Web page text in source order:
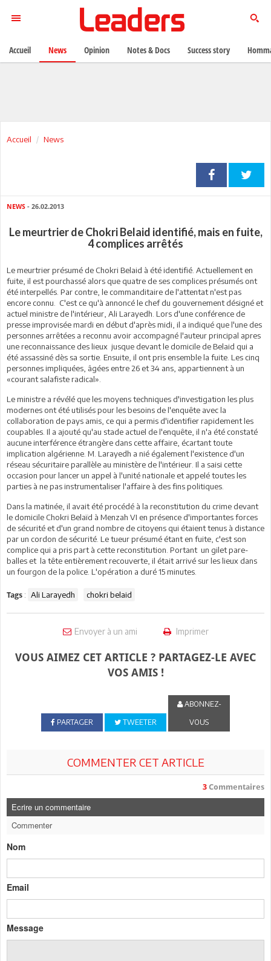
Accueil News
NEWS - 26.02.2013
Le meurtrier de Chokri Belaid identifié, mais en fuite,
4 complices arrêtés
Le meurtrier présumé de Chokri Belaid à été identifié. Actuellement en
fuite, il est pourchassé alors que quatre de ses complices présumés ont
été interpellés. Par contre, le commanditaire de l'attentat n'est pas
encore connu. C'est ce qu'à annoncé le chef du gouvernement désigné et
actuel ministre de l'intérieur, Ali Larayedh. Lors d'une conférence de
presse improvisée mardi en début d'après midi, il a indiqué que l'une des
personnes arrêtées a reconnu avoir accompagné l'auteur principal apres
une reconnaissance des lieux jusque devant le domicile de Belaid qui a
été assassiné dès sa sortie. Ensuite, il ont pris ensemble la fuite. Les cinq
personnes impliquées, âgées entre 26 et 34 ans, appartiennent à un
«courant salafiste radical».
Le ministre a révélé que les moyens techniques d'investigation les plus
modernes ont été utilisés pour les besoins de l'enquête avec la
collaboration de pays amis, ce qui a permis d'identifier rapidement les
coupables. Il a ajouté qu'au stade actuel de l'enquête, il n'a été constaté
aucune interférence étrangère dans cette affaire, écartant toute
implication algérienne. M. Larayedh a nié également l'existence d'un
réseau sécuritaire parallèle au ministère de l'intérieur. Il a saisi cette
occasion pour lancer un appel à l'unité nationale et appelé toutes les
parties à ne pas instrumentaliser l'affaire à des fins politiques.
Dans la matinée, il avait été procédé à la reconstitution du crime devant
le domicile Chokri Belaïd à Menzah VI en présence d'importantes forces
de sécurité et d'un grand nombre de citoyens qui étaient tenus à distance
par un cordon de sécurité. Le tueur présumé étant en fuite, c'est son
complice qui a pris part à cette reconstitution. Portant un gilet pare-
balles et la tête entièrement recouverte, il était arrivé sur les lieux dans
un fourgon de la police. L'opération a duré 15 minutes.
Tags : Ali Larayedh chokri belaid
Envoyer à un ami Imprimer
VOUS AIMEZ CET ARTICLE ? PARTAGEZ-LE AVEC
VOS AMIS !
PARTAGER TWEETER
ABONNEZ-
VOUS
COMMENTER CET ARTICLE
3 Commentaires
Ecrire un commentaire
Commenter
Nom
Email
Message
Accueil News Opinion Notes & Docs Success story